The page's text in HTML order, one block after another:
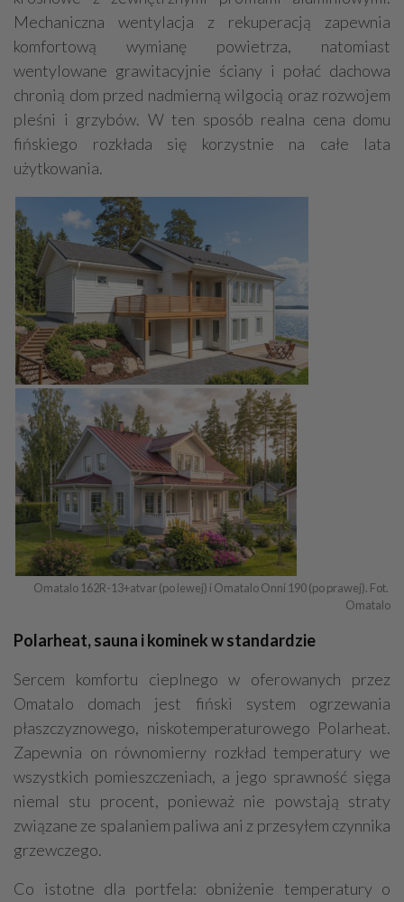
Mechaniczna wentylacja z rekuperacją zapewnia
komfortową wymianę powietrza, natomiast
wentylowane grawitacyjnie ściany i połać dachowa
chronią dom przed nadmierną wilgocią oraz rozwojem
pleśni i grzybów. W ten sposób realna cena domu
fińskiego rozkłada się korzystnie na całe lata
użytkowania.
Omatalo 162R-13+atvar (po lewej) i Omatalo Onni 190 (po prawej). Fot.
Omatalo
Polarheat, sauna i kominek w standardzie
Sercem komfortu cieplnego w oferowanych przez
Omatalo domach jest fiński system ogrzewania
płaszczyznowego, niskotemperaturowego Polarheat.
Zapewnia on równomierny rozkład temperatury we
wszystkich pomieszczeniach, a jego sprawność sięga
niemal stu procent, ponieważ nie powstają straty
związane ze spalaniem paliwa ani z przesyłem czynnika
grzewczego.
Co istotne dla portfela: obniżenie temperatury o